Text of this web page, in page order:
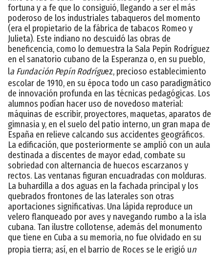
fortuna y a fe que lo consiguió, llegando a ser el más
poderoso de los industriales tabaqueros del momento
(era el propietario de la fábrica de tabacos Romeo y
Julieta). Este indiano no descuidó las obras de
beneficencia, como lo demuestra la Sala Pepín Rodríguez
en el sanatorio cubano de la Esperanza o, en su pueblo,
la Fundación Pepín Rodríguez, precioso establecimiento
escolar de 1910, en su época todo un caso paradigmático
de innovación profunda en las técnicas pedagógicas. Los
alumnos podían hacer uso de novedoso material:
máquinas de escribir, proyectores, maquetas, aparatos de
gimnasia y, en el suelo del patio interno, un gran mapa de
España en relieve calcando sus accidentes geográficos.
La edificación, que posteriormente se amplió con un aula
destinada a discentes de mayor edad, combate su
sobriedad con alternancia de huecos escarzanos y
rectos. Las ventanas figuran encuadradas con molduras.
La buhardilla a dos aguas en la fachada principal y los
quebrados frontones de las laterales son otras
aportaciones significativas. Una lápida reproduce un
velero flanqueado por aves y navegando rumbo a la isla
cubana. Tan ilustre collotense, además del monumento
que tiene en Cuba a su memoria, no fue olvidado en su
propia tierra; así, en el barrio de Roces se le erigió un